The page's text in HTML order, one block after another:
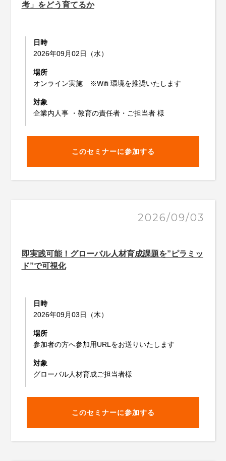
考」をどう育てるか
日時
2026年09月02日（水）
場所
オンライン実施 ※Wifi 環境を推奨いたします
対象
企業内人事 ・教育の責任者・ご担当者 様
このセミナーに参加する
2026/09/03
即実践可能！グローバル人材育成課題を”ピラミッ
ド”で可視化
日時
2026年09月03日（木）
場所
参加者の方へ参加用URLをお送りいたします
対象
グローバル人材育成ご担当者様
このセミナーに参加する